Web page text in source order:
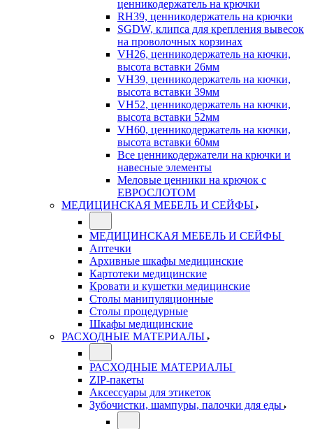
ценникодержатель на крючки
RH39, ценникодержатель на крючки
SGDW, клипса для крепления вывесок
на проволочных корзинах
VH26, ценникодержатель на кючки,
высота вставки 26мм
VH39, ценникодержатель на кючки,
высота вставки 39мм
VH52, ценникодержатель на кючки,
высота вставки 52мм
VH60, ценникодержатель на кючки,
высота вставки 60мм
Все ценникодержатели на крючки и
навесные элементы
Меловые ценники на крючок с
ЕВРОСЛОТОМ
МЕДИЦИНСКАЯ МЕБЕЛЬ И СЕЙФЫ
МЕДИЦИНСКАЯ МЕБЕЛЬ И СЕЙФЫ
Аптечки
Архивные шкафы медицинские
Картотеки медицинские
Кровати и кушетки медицинские
Столы манипуляционные
Столы процедурные
Шкафы медицинские
РАСХОДНЫЕ МАТЕРИАЛЫ
РАСХОДНЫЕ МАТЕРИАЛЫ
ZIP-пакеты
Аксессуары для этикеток
Зубочистки, шампуры, палочки для еды